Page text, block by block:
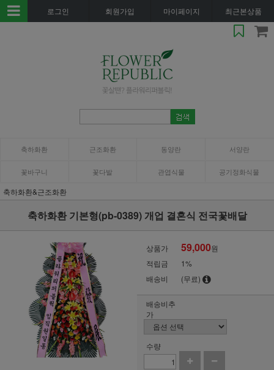
로그인 회원가입 마이페이지 최근본상품
축하화환 근조화환 동양란 서양란
꽃바구니 꽃다발 관엽식물 공기정화식물
축하화환&근조화환
축하화환 기본형(pb-0389) 개업 결혼식 전국꽃배달
상품가 59,000원
적립금
1%
배송비
(무료)
배송비추
가
수량